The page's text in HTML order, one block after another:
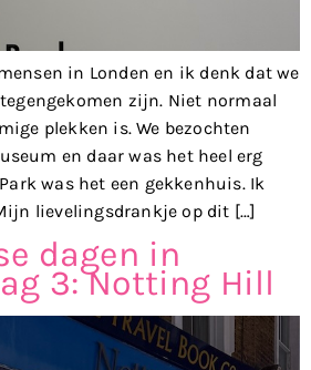
in Londen en ik denk dat we
zijn. Niet normaal
plekken is. We bezochten
en daar was het heel erg
was het een gekkenhuis. Ik
lievelingsdrankje op dit […]
dagen in
3: Notting Hill